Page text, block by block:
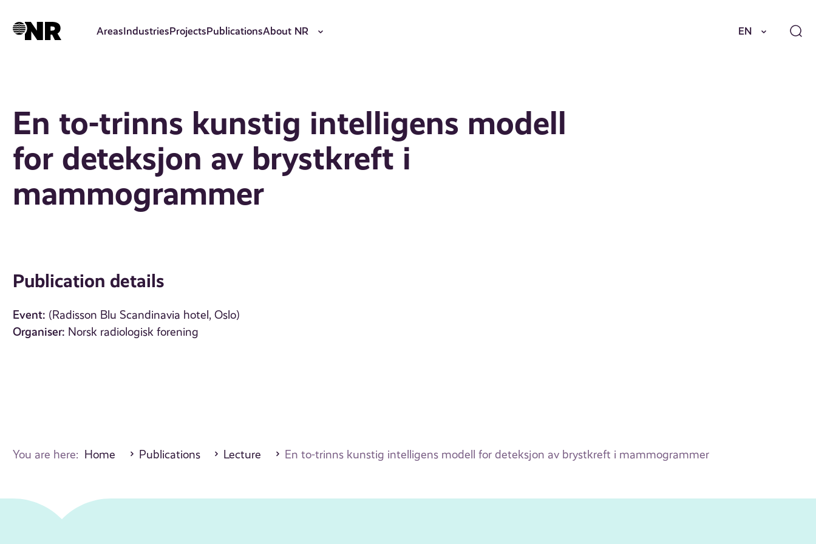
AreasIndustriesProjectsPublicationsAbout NR EN
En to-trinns kunstig intelligens modell
for deteksjon av brystkreft i
mammogrammer
Publication details
Event: (Radisson Blu Scandinavia hotel, Oslo)
Organiser: Norsk radiologisk forening
You are here: Home Publications Lecture En to-trinns kunstig intelligens modell for deteksjon av brystkreft i mammogrammer